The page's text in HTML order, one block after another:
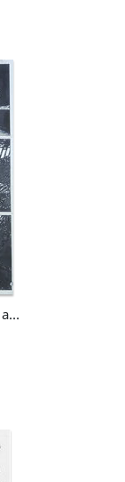
Celui-Là - Tome 2 : Celui qui achève - planche 19 - Claude Auclair